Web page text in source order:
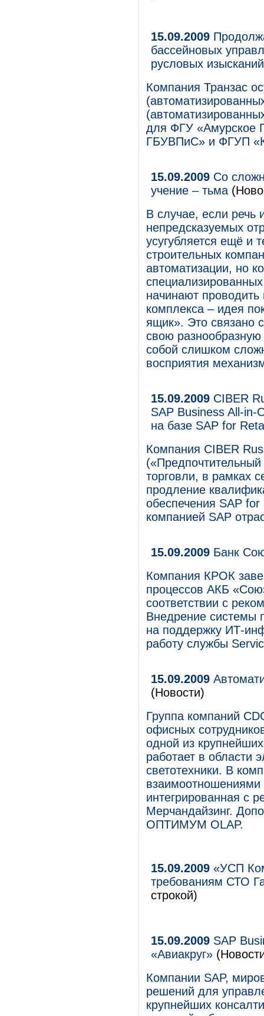
15.09.2009
бассейновых
русловых
Компания Транзас
для ФГУ «Амурское
ГБУВПиС» и ФГУП
15.09.2009 Со
учение – тьма
В случае, если речь
непредсказуемых
усугубляется ещё и
строительных
автоматизации, но
начинают проводить
комплекса – идея
ящик». Это связано
свою
собой слишком
восприятия
15.09.2009 CIBER
SAP Business All-in-
на базе SAP for
Компания CIBER
торговли, в рамках
продление
обеспечения SAP
компанией SAP
15.09.2009 Банк
Компания КРОК
процессов АКБ
соответствии с
Внедрение системы
на поддержку ИТ-
работу службы
15.09.2009
(Новости)
Группа компаний
офисных
одной из
работает в области
светотехники. В
взаимоотношениями
интегрированная
Мерчандайзинг.
ОПТИМУМ OLAP.
15.09.2009 «УСП
требованиям СТО
строкой)
15.09.2009 SAP
«Авиакруг»
Компании SAP,
решений для
крупнейших